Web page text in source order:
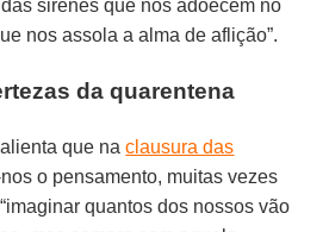
sirenes que nos adoecem no
nos assola a alma de aflição”.
da quarentena
que naclausura das
o pensamento, muitas vezes
quantos dos nossos vão